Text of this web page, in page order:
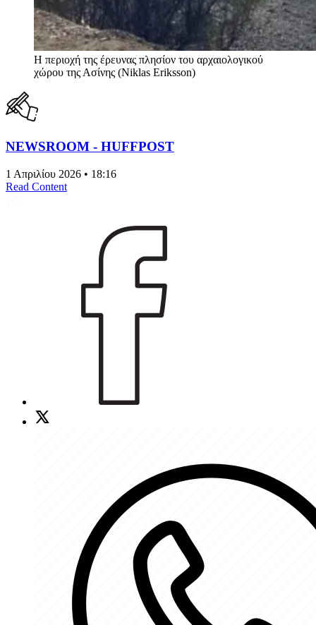
Η περιοχή της έρευνας πλησίον του αρχαιολογικού
χώρου της Ασίνης (Niklas Eriksson)
NEWSROOM - HUFFPOST
1 Απριλίου 2026 • 18:16
Read Content